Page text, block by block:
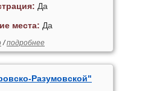
Да
места: Да
/подробнее
Разумовской"